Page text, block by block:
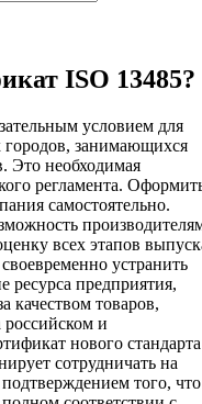
ISO 13485?
условием для
городов, занимающихся
Это необходимая
регламента.
самостоятельно.
всех этапов
устранить
ресурса предприятия,
качеством товаров,
и
нового стандарта
сотрудничать на
того, что